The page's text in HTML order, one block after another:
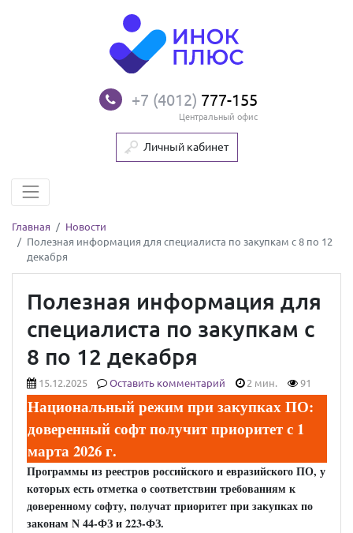
+7 (4012) 777-155
Центральный офис
Личный кабинет
Главная
Новости
Полезная информация для специалиста по закупкам с 8 по 12
декабря
Полезная информация для
специалиста по закупкам с
8 по 12 декабря
15.12.2025 Оставить комментарий 2 мин. 91
Национальный режим при закупках ПО:
доверенный софт получит приоритет с 1
марта 2026 г.
Программы из реестров российского и евразийского ПО, у
которых есть отметка о соответствии требованиям к
доверенному софту, получат приоритет при закупках по
законам N 44-ФЗ и 223-ФЗ.